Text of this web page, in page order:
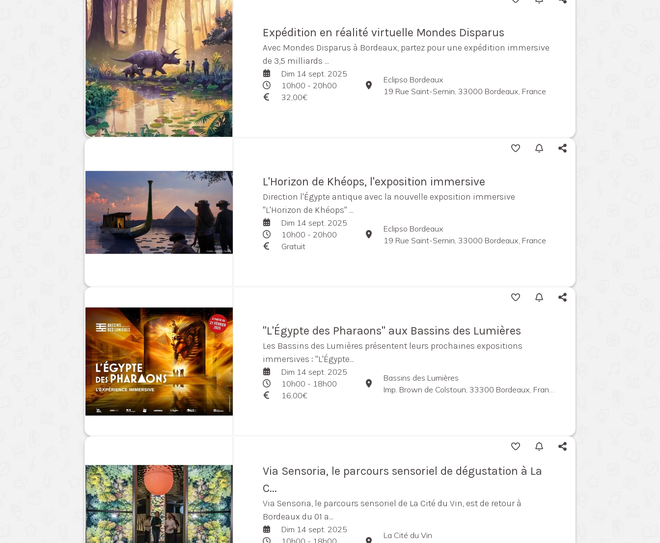
Expédition en réalité virtuelle Mondes Disparus
Avec Mondes Disparus à Bordeaux, partez pour une expédition immersive
de 3,5 milliards ...
Dim 14 sept. 2025
10h00 - 20h00
32,00€
Eclipso Bordeaux
19 Rue Saint-Sernin, 33000 Bordeaux, France
L'Horizon de Khéops, l'exposition immersive
Direction l'Égypte antique avec la nouvelle exposition immersive
"L'Horizon de Khéops" ...
Dim 14 sept. 2025
10h00 - 20h00
Gratuit
Eclipso Bordeaux
19 Rue Saint-Sernin, 33000 Bordeaux, France
"L'Égypte des Pharaons" aux Bassins des Lumières
Les Bassins des Lumières présentent leurs prochaines expositions
immersives : "L'Égypte...
Dim 14 sept. 2025
10h00 - 18h00
16,00€
Bassins des Lumières
Imp. Brown de Colstoun, 33300 Bordeaux, France
Via Sensoria, le parcours sensoriel de dégustation à La
C...
Via Sensoria, le parcours sensoriel de La Cité du Vin, est de retour à
Bordeaux du 01 a...
Dim 14 sept. 2025
10h00 - 18h00
La Cité du Vin